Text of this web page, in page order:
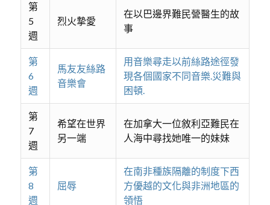
第
5
週
烈火摯愛
在以巴邊界難民營醫生的故
事
第
6
週
馬友友絲路
音樂會
用音樂尋走以前絲路途徑發
現各個國家不同音樂.災難與
困頓.
第
7
週
希望在世界
另一端
在加拿大一位敘利亞難民在
人海中尋找她唯一的妹妹
第
8
週
屈辱
在南非種族隔離的制度下西
方優越的文化與非洲地區的
領悟